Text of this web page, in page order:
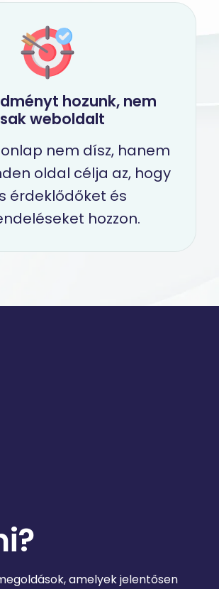
hozunk, nem
weboldalt
nem dísz, hanem
oldal célja az, hogy
érdeklődőket és
hozzon.
amelyek jelentősen